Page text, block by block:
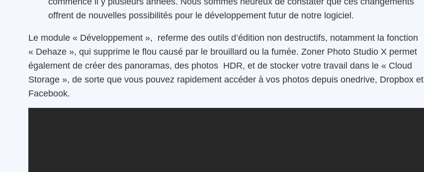
offrent de nouvelles possibilités pour le développement futur de notre logiciel.
Le module « Développement », referme des outils d’édition non destructifs, notamment la fonction
« Dehaze », qui supprime le flou causé par le brouillard ou la fumée. Zoner Photo Studio X permet
également de créer des panoramas, des photos HDR, et de stocker votre travail dans le « Cloud
Storage », de sorte que vous pouvez rapidement accéder à vos photos depuis onedrive, Dropbox et
Facebook.